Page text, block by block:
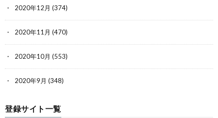
2020年12月 (374)
2020年11月 (470)
2020年10月 (553)
2020年9月 (348)
登録サイト一覧